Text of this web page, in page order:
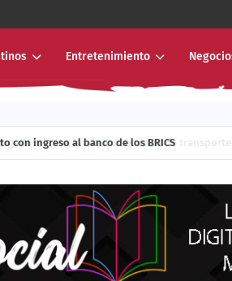
Entretenimiento
con ingreso al banco de los BRICS
al interior de los sistemas de transporte